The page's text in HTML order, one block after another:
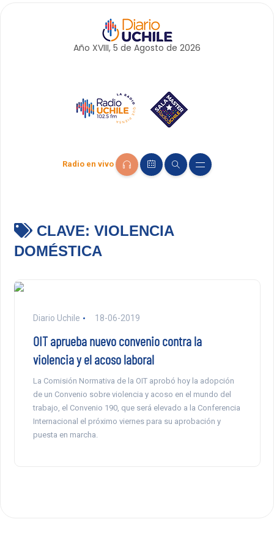
Año XVIII, 5 de Agosto de 2026
Radio en vivo
CLAVE: VIOLENCIA
DOMÉSTICA
Diario Uchile 18-06-2019
OIT aprueba nuevo convenio contra la
violencia y el acoso laboral
La Comisión Normativa de la OIT aprobó hoy la adopción
de un Convenio sobre violencia y acoso en el mundo del
trabajo, el Convenio 190, que será elevado a la Conferencia
Internacional el próximo viernes para su aprobación y
puesta en marcha.